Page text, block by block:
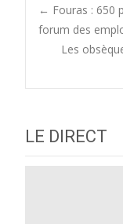
Post
← Fouras : 650
forum des
Les
LE DIRECT